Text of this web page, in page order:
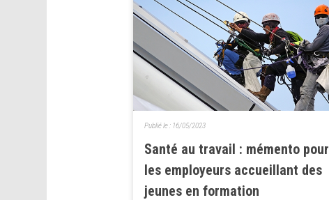
Santé au travail : mémento pour
les employeurs accueillant des
jeunes en formation
Publié le : 16/05/2023